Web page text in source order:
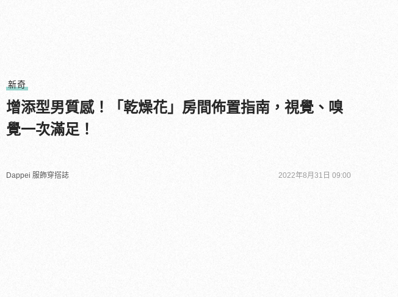
新奇
增添型男質感！「乾燥花」房間佈置指南，視覺、嗅
覺一次滿足！
Dappei 服飾穿搭誌 2022年8月31日 09:00